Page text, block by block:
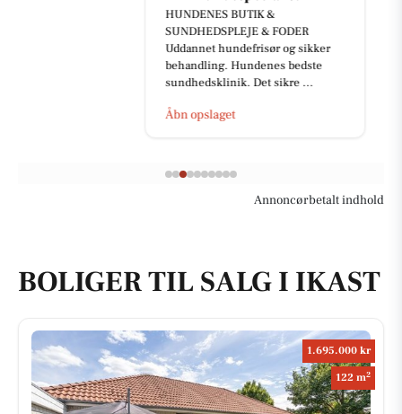
HUNDENES BUTIK &
SUNDHEDSPLEJE & FODER
Uddannet hundefrisør og sikker
behandling. Hundenes bedste
sundhedsklinik. Det sikre ...
Åbn opslaget
Annoncørbetalt indhold
BOLIGER TIL SALG I IKAST
1.695.000 kr
122 m2